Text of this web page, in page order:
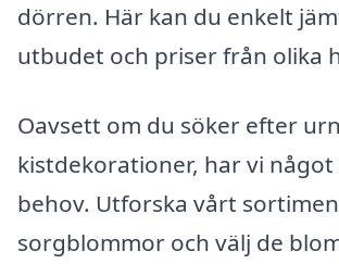
dörren. Här kan du enkelt
utbudet och priser från olika
Oavsett om du söker efter
kistdekorationer, har vi något
behov. Utforska vårt
sorgblommor och välj de